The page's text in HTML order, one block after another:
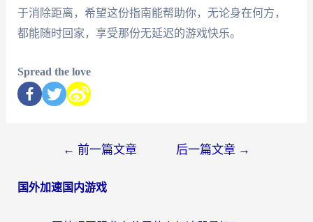
于消除距离，希望这份指南能帮助你，无论身在何方，
都能随时回家，享受那份无延迟的游戏快乐。
Spread the love
← 前一篇文章 后一篇文章 →
国外加速国内游戏